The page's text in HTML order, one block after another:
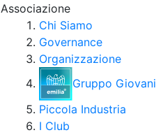
Associazione
Chi Siamo
Governance
Organizzazione
Gruppo Giovani
Piccola Industria
I Club